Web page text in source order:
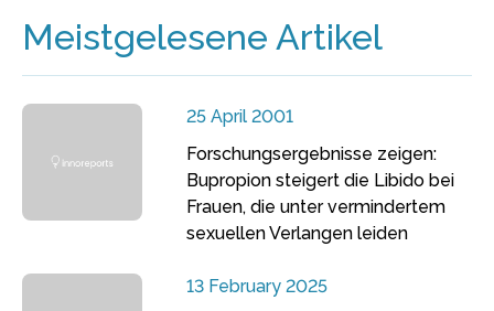
Meistgelesene Artikel
25 April 2001
Forschungsergebnisse zeigen:
Bupropion steigert die Libido bei
Frauen, die unter vermindertem
sexuellen Verlangen leiden
13 February 2025